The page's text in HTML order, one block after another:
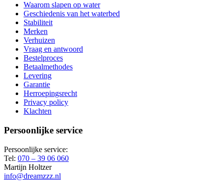
Waarom slapen op water
Geschiedenis van het waterbed
Stabiliteit
Merken
Verhuizen
Vraag en antwoord
Bestelproces
Betaalmethodes
Levering
Garantie
Herroepingsrecht
Privacy policy
Klachten
Persoonlijke service
Persoonlijke service:
Tel: 070 – 39 06 060
Martijn Holtzer
info@dreamzzz.nl